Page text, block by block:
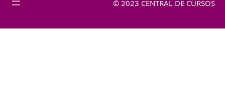
© 2023 CENTRAL DE CURSOS